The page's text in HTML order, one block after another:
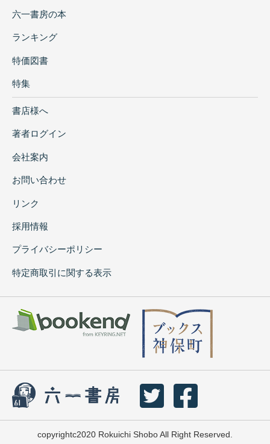
六一書房の本
ランキング
特価図書
特集
書店様へ
著者ログイン
会社案内
お問い合わせ
リンク
採用情報
プライバシーポリシー
特定商取引に関する表示
copyrightc2020 Rokuichi Shobo All Right Reserved.